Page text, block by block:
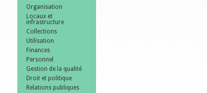
Organisation
Locaux et
infrastructure
Collections
Utilisation
Finances
Personnel
Gestion de la qualité
Droit et politique
Relations publiques